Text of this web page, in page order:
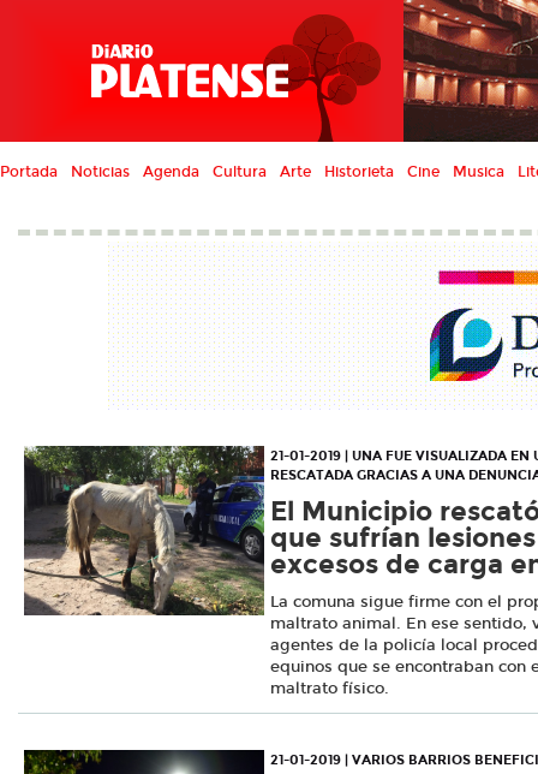
Portada Noticias Agenda Cultura Arte Historieta Cine Musica
21-01-2019 | UNA FUE VISUALIZADA EN
RESCATADA GRACIAS A UNA
El Municipio
que sufrían
excesos de carga
La comuna sigue firme con el
maltrato animal. En ese sentido,
agentes de la policía local
equinos que se encontraban con
maltrato físico.
21-01-2019 | VARIOS BARRIOS